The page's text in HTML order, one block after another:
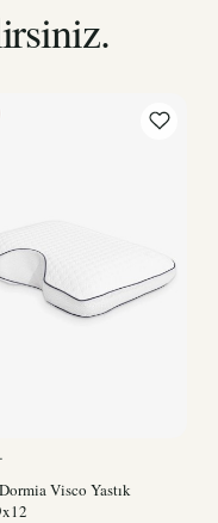
Visco Yastık